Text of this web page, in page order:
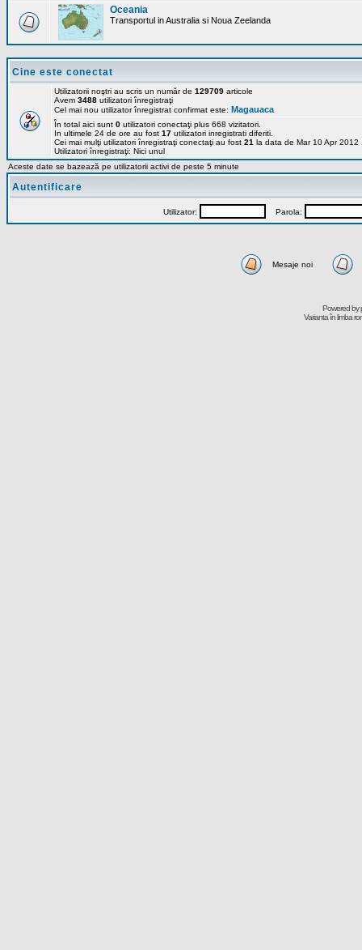
Oceania
Transportul in Australia si Noua Zeelanda
Cine este conectat
Utilizatorii noştri au scris un număr de 129709 articole
Avem 3488 utilizatori înregistraţi
Cel mai nou utilizator înregistrat confirmat este: Magauaca
În total aici sunt 0 utilizatori conectaţi plus 668 vizitatori.
In ultimele 24 de ore au fost 17 utilizatori inregistrati diferiti.
Cei mai mulţi utilizatori înregistraţi conectaţi au fost 21 la data de Mar 10 Apr 2012
Utilizatori înregistraţi: Nici unul
Aceste date se bazează pe utilizatorii activi de peste 5 minute
Autentificare
Utilizator: Parola:
Mesaje noi
Powered by
Varianta în limba